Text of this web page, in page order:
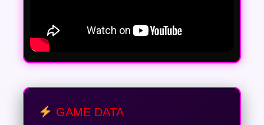
GAME DATA